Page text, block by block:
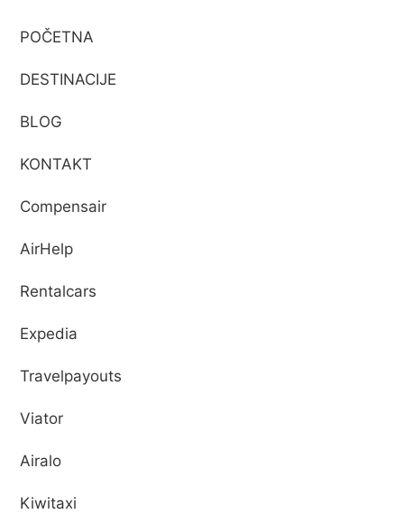
POČETNA
DESTINACIJE
BLOG
KONTAKT
Compensair
AirHelp
Rentalcars
Expedia
Travelpayouts
Viator
Airalo
Kiwitaxi